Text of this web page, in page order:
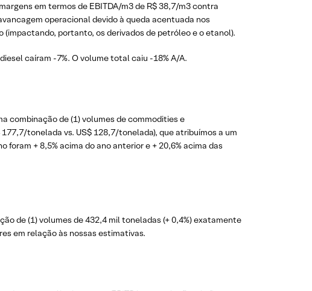
em termos de EBITDA/m3 de R$ 38,7/m3 contra
operacional devido à queda acentuada nos
portanto, os derivados de petróleo e o etanol).
caíram -7%. O volume total caiu -18% A/A.
combinação de (1) volumes de commodities e
tonelada vs. US$ 128,7/tonelada), que atribuímos a um
+ 8,5% acima do ano anterior e + 20,6% acima das
de (1) volumes de 432,4 mil toneladas (+ 0,4%) exatamente
em relação às nossas estimativas.